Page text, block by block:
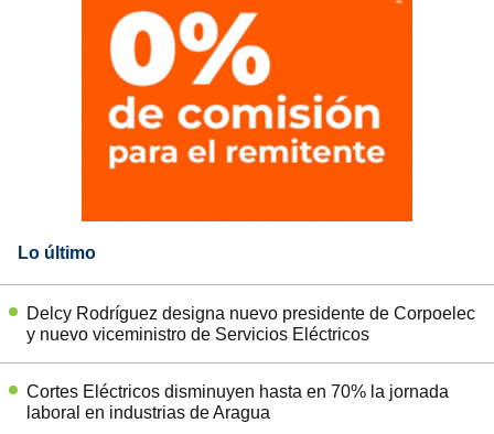
Lo último
Delcy Rodríguez designa nuevo presidente de Corpoelec
y nuevo viceministro de Servicios Eléctricos
Cortes Eléctricos disminuyen hasta en 70% la jornada
laboral en industrias de Aragua